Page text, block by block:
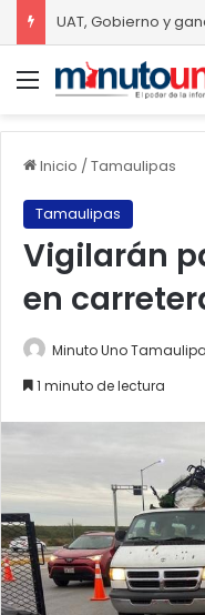
UAT, Gobierno y
Menú
Inicio /Tamaulipas
Tamaulipas
Vigilarán
en
Minuto Uno
1 minuto de lectura